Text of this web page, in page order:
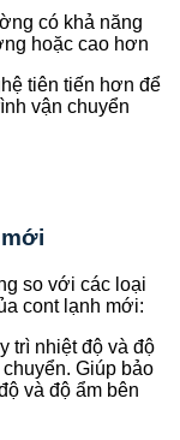
có khả năng
hoặc cao hơn
tiên tiến hơn để
vận chuyển
so với các loại
cont lạnh mới:
trì nhiệt độ và độ
Giúp bảo
và độ ẩm bên